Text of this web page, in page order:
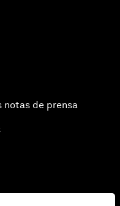
notas de prensa